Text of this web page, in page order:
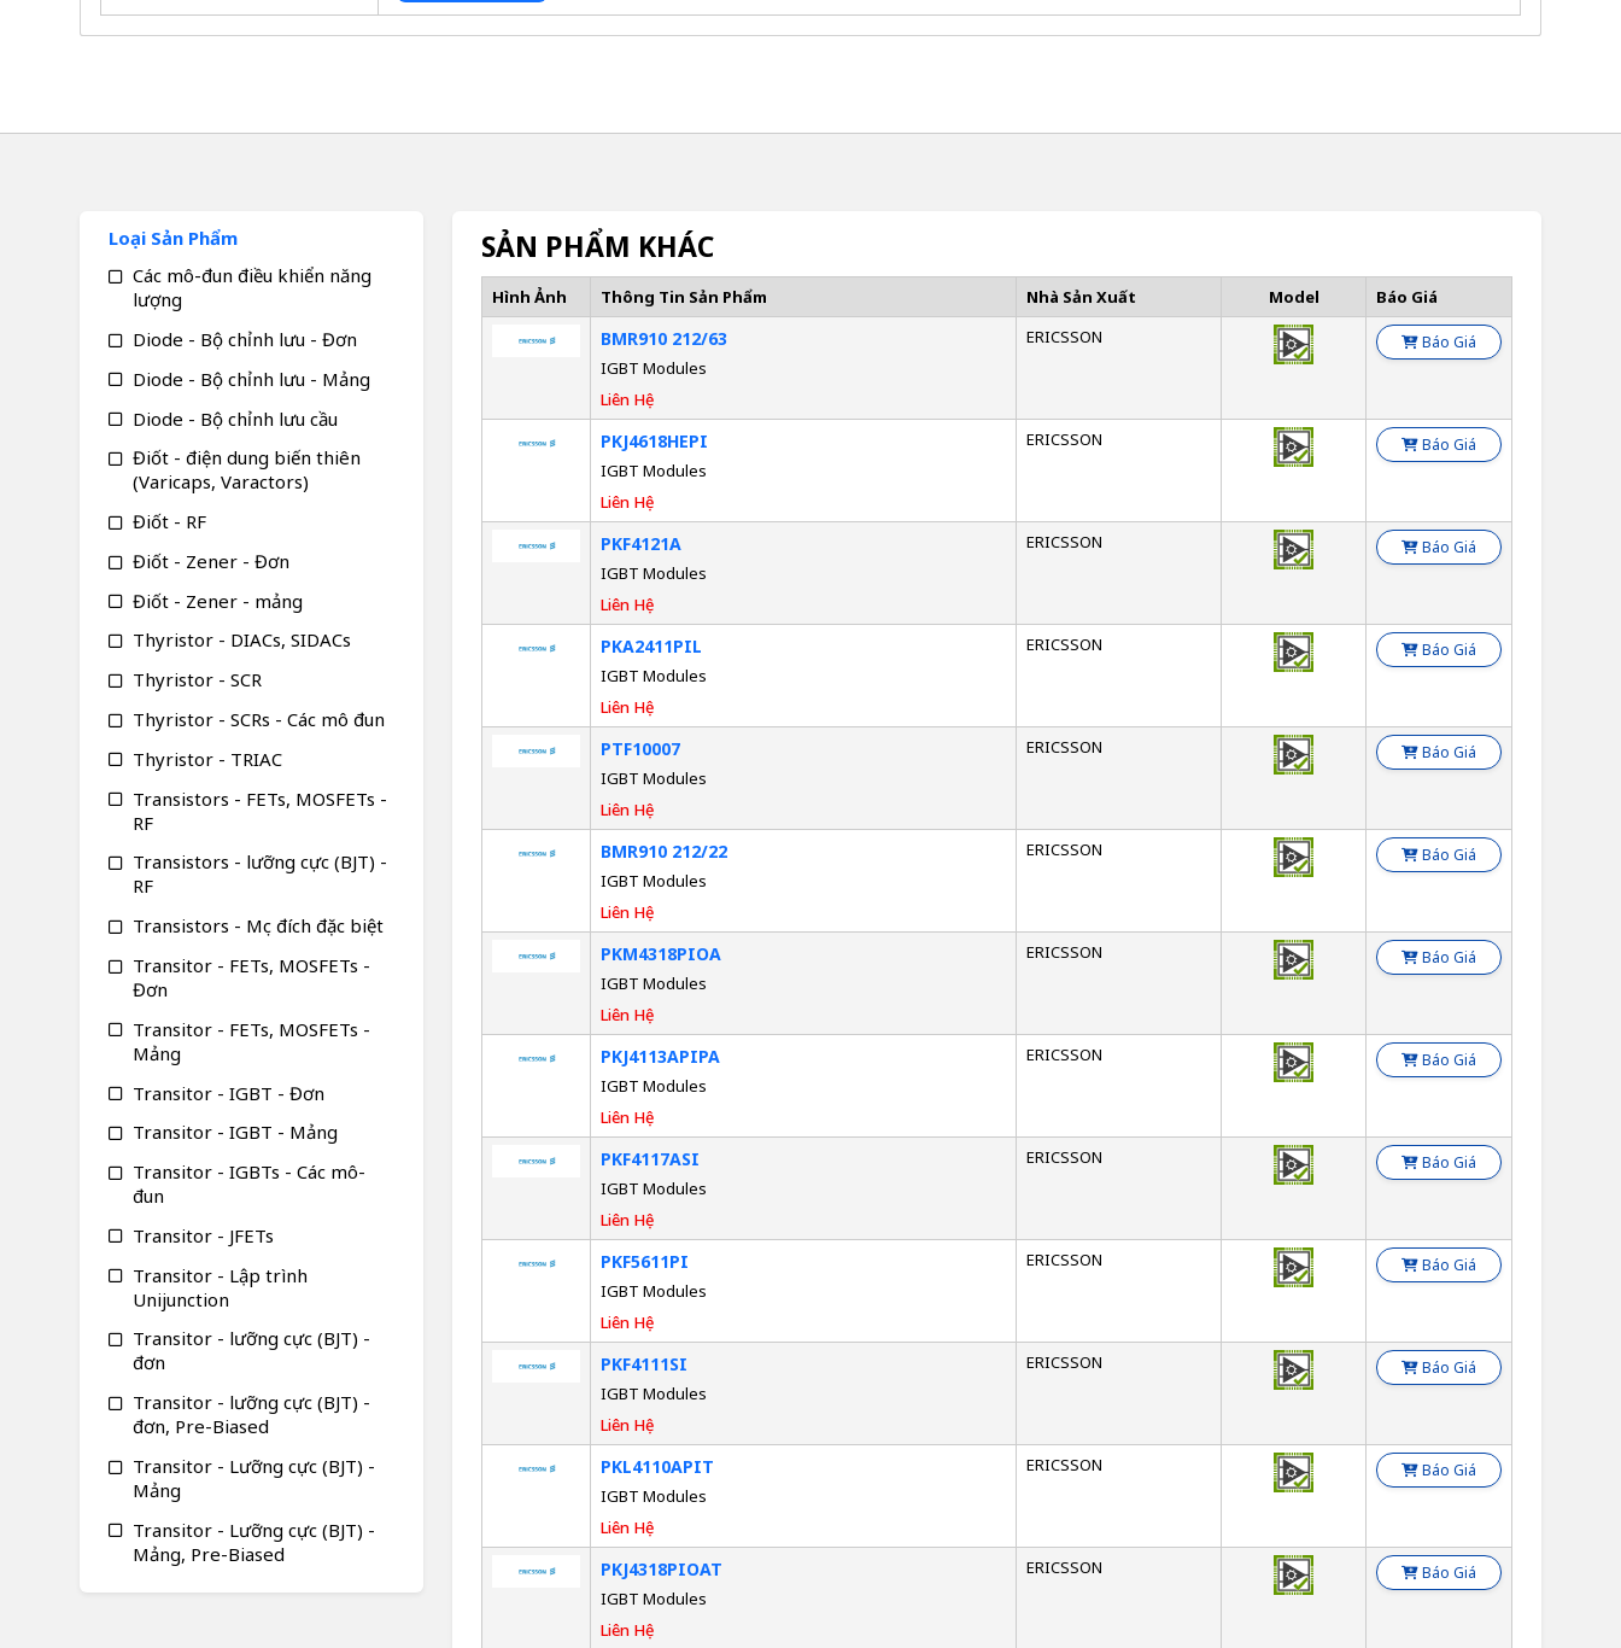
SẢN PHẨM KHÁC
Hình Ảnh Thông Tin Sản Phẩm Nhà Sản Xuất Model Báo Giá
BMR910 212/63
IGBT Modules
Liên Hệ
ERICSSON Báo Giá
PKJ4618HEPI
IGBT Modules
Liên Hệ
ERICSSON Báo Giá
PKF4121A
IGBT Modules
Liên Hệ
ERICSSON Báo Giá
PKA2411PIL
IGBT Modules
Liên Hệ
ERICSSON Báo Giá
PTF10007
IGBT Modules
Liên Hệ
ERICSSON Báo Giá
BMR910 212/22
IGBT Modules
Liên Hệ
ERICSSON Báo Giá
PKM4318PIOA
IGBT Modules
Liên Hệ
ERICSSON Báo Giá
PKJ4113APIPA
IGBT Modules
Liên Hệ
ERICSSON Báo Giá
PKF4117ASI
IGBT Modules
Liên Hệ
ERICSSON Báo Giá
PKF5611PI
IGBT Modules
Liên Hệ
ERICSSON Báo Giá
PKF4111SI
IGBT Modules
Liên Hệ
ERICSSON Báo Giá
PKL4110APIT
IGBT Modules
Liên Hệ
ERICSSON Báo Giá
PKJ4318PIOAT
IGBT Modules
Liên Hệ
ERICSSON Báo Giá
Loại Sản Phẩm
Các mô-đun điều khiển năng
lượng
Diode - Bộ chỉnh lưu - Đơn
Diode - Bộ chỉnh lưu - Mảng
Diode - Bộ chỉnh lưu cầu
Điốt - điện dung biến thiên
(Varicaps, Varactors)
Điốt - RF
Điốt - Zener - Đơn
Điốt - Zener - mảng
Thyristor - DIACs, SIDACs
Thyristor - SCR
Thyristor - SCRs - Các mô đun
Thyristor - TRIAC
Transistors - FETs, MOSFETs -
RF
Transistors - lưỡng cực (BJT) -
RF
Transistors - Mục đích đặc biệt
Transitor - FETs, MOSFETs -
Đơn
Transitor - FETs, MOSFETs -
Mảng
Transitor - IGBT - Đơn
Transitor - IGBT - Mảng
Transitor - IGBTs - Các mô-
đun
Transitor - JFETs
Transitor - Lập trình
Unijunction
Transitor - lưỡng cực (BJT) -
đơn
Transitor - lưỡng cực (BJT) -
đơn, Pre-Biased
Transitor - Lưỡng cực (BJT) -
Mảng
Transitor - Lưỡng cực (BJT) -
Mảng, Pre-Biased